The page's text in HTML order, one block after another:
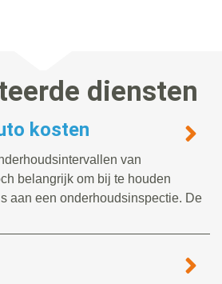
diensten
kosten
van
belangrijk om bij te houden
aan een onderhoudsinspectie. De